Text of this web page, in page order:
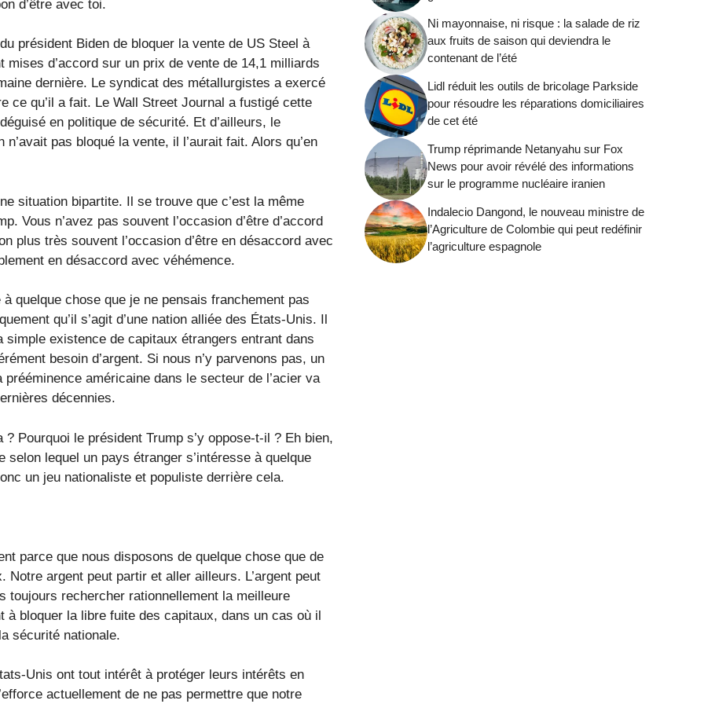
d’être avec toi.
président Biden de bloquer la vente de US Steel à
d’accord sur un prix de vente de 14,1 milliards
dernière. Le syndicat des métallurgistes a exercé
ce qu’il a fait. Le Wall Street Journal a fustigé cette
en politique de sécurité. Et d’ailleurs, le
pas bloqué la vente, il l’aurait fait. Alors qu’en
situation bipartite. Il se trouve que c’est la même
Vous n’avez pas souvent l’occasion d’être d’accord
plus très souvent l’occasion d’être en désaccord avec
en désaccord avec véhémence.
quelque chose que je ne pensais franchement pas
qu’il s’agit d’une nation alliée des États-Unis. Il
existence de capitaux étrangers entrant dans
besoin d’argent. Si nous n’y parvenons pas, un
américaine dans le secteur de l’acier va
décennies.
Pourquoi le président Trump s’y oppose-t-il ? Eh bien,
lequel un pays étranger s’intéresse à quelque
un jeu nationaliste et populiste derrière cela.
parce que nous disposons de quelque chose que de
argent peut partir et aller ailleurs. L’argent peut
rechercher rationnellement la meilleure
à bloquer la libre fuite des capitaux, dans un cas où il
sécurité nationale.
Unis ont tout intérêt à protéger leurs intérêts en
actuellement de ne pas permettre que notre
Ni mayonnaise, ni risque : la salade de riz
aux fruits de saison qui deviendra le
contenant de l’été
Lidl réduit les outils de bricolage Parkside
pour résoudre les réparations domiciliaires
de cet été
Trump réprimande Netanyahu sur Fox
News pour avoir révélé des informations
sur le programme nucléaire iranien
Indalecio Dangond, le nouveau ministre de
l’Agriculture de Colombie qui peut redéfinir
l’agriculture espagnole